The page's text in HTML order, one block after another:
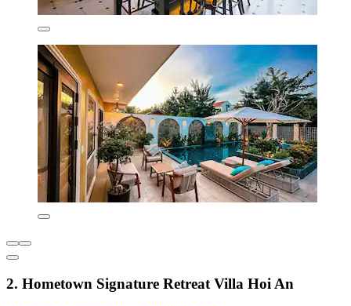
2. Hometown Signature Retreat Villa Hoi An